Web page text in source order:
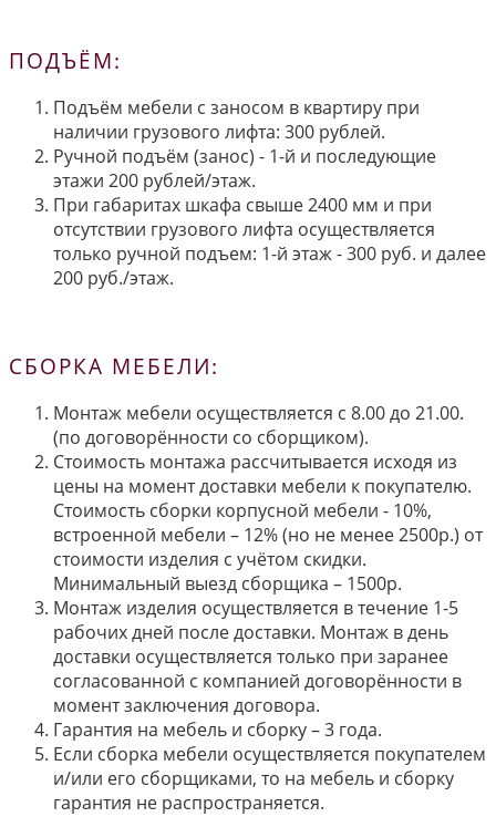
ПОДЪЁМ:
Подъём мебели с заносом в квартиру при
наличии грузового лифта: 300 рублей.
Ручной подъём (занос) - 1-й и последующие
этажи 200 рублей/этаж.
При габаритах шкафа свыше 2400 мм и при
отсутствии грузового лифта осуществляется
только ручной подъем: 1-й этаж - 300 руб. и далее
200 руб./этаж.
СБОРКА МЕБЕЛИ:
Монтаж мебели осуществляется с 8.00 до 21.00.
(по договорённости со сборщиком).
Стоимость монтажа рассчитывается исходя из
цены на момент доставки мебели к покупателю.
Стоимость сборки корпусной мебели - 10%,
встроенной мебели – 12% (но не менее 2500р.) от
стоимости изделия с учётом скидки.
Минимальный выезд сборщика – 1500р.
Монтаж изделия осуществляется в течение 1-5
рабочих дней после доставки. Монтаж в день
доставки осуществляется только при заранее
согласованной с компанией договорённости в
момент заключения договора.
Гарантия на мебель и сборку – 3 года.
Если сборка мебели осуществляется покупателем
и/или его сборщиками, то на мебель и сборку
гарантия не распространяется.